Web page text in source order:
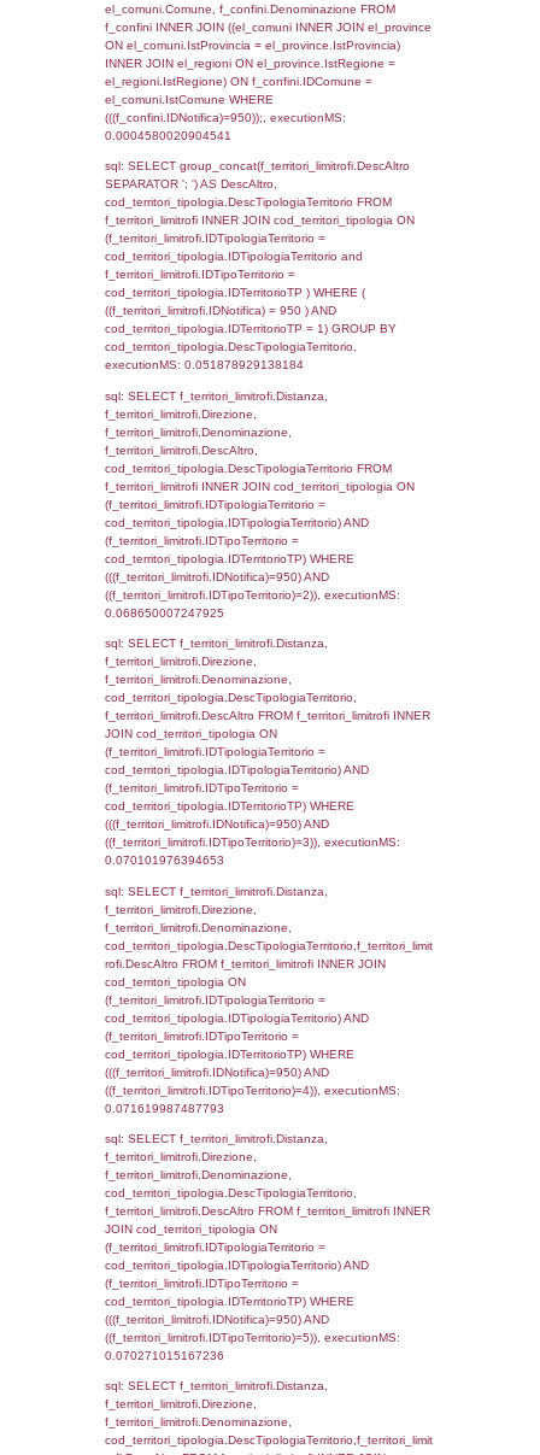
a1_stabilimento.RegioneStab =
LEFT JOIN el_comuni AS el_comuni_1 ON
a1_stabilimento.IstComuneSL =
LEFT JOIN el_province AS el_province_1
a1_stabilimento.IstProvinciaSL =
el_regioni_1 ON
el_regioni_1.IstRegione where
executionMS: 0.00054192543029785
sql: SELECT a2p.Cognome, a2p.Nome
a2_ruolipersonale a2rp INNER JOIN
a2rp.IDPersonale = a2p.IDPersonale
(((a2p.IDNotifica)=950) AND
executionMS: 0.0027270317077637
sql: SELECT a2p.Cognome, a2p.Nome
a2_ruolipersonale a2rp INNER JOIN
a2rp.IDPersonale = a2p.IDPersonale
(((a2p.IDNotifica)=950) AND
executionMS: 0.0022521018981934
sql: SELECT Cognome, Nome FROM
reg_a2_ruolipersonale.IDPersonale =
reg_a2_personale.IDPersonale WHERE
executionMS: 0.00094819068908691
sql: SELECT cod_ipa_aoo.des_amm,
d1_controlli.UntAmmTerr,
d1_controlli.Regione, d1_controlli.Provincia,
d1_controlli.Comune, d1_controlli.Via,
d1_controlli.Email, d1_controlli.Pec FROM
INNER JOIN d1_controlli ON
d1_controlli.UntAmmTerr where
executionMS: 0.021269083023071
sql: SELECT * FROM d2_autorizzazioni
IDNotifica=950, executionMS:
StatoIspezione,
'%d/%m/%Y') as DataApertura,
DATE_FORMAT(DataChiusura, '%d/%m/
DataChiusura,
'%d/%m/%Y') as DataUltimoPIR FROM
WHERE (((d3_ispezioni.IDNotifica)=950)),
0.00053095817565918
FROM f_confini_stato INNER JOIN
f_confini_stato.IDStato = el_nazioni.IDStato